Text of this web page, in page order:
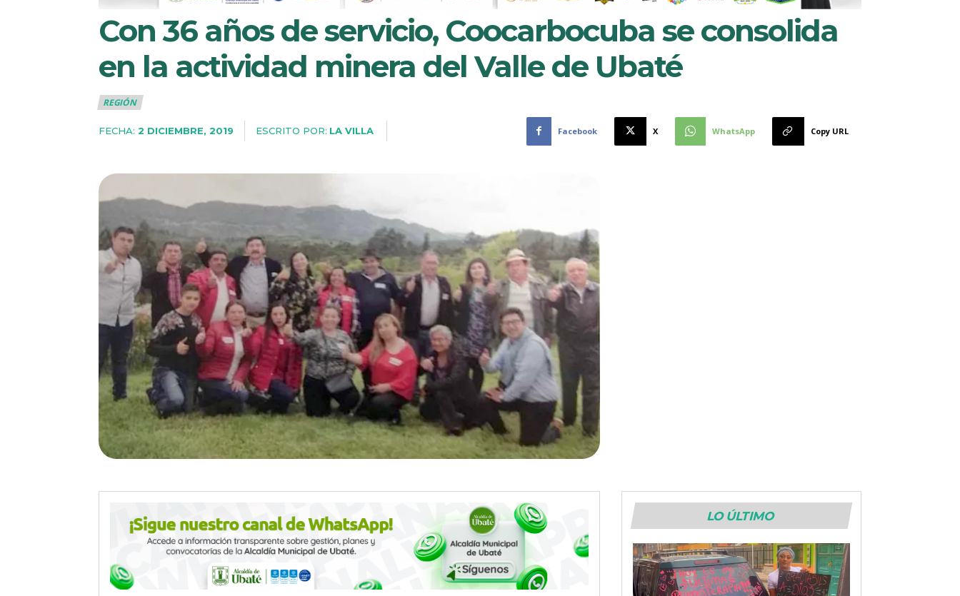
Con 36 años de servicio, Coocarbocuba se consolida
en la actividad minera del Valle de Ubaté
REGIÓN
FECHA: 2 DICIEMBRE, 2019 ESCRITO POR: LA VILLA Facebook X WhatsApp Copy URL
LO ÚLTIMO